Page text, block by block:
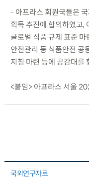
- 아프라스 회원국들은
획득 추진에 합의하였고,
글로벌 식품 규제 표준
안전관리 등 식품안전 공
지침 마련 등에 공감대를
<붙임> 아프라스 서울
국외연구자료